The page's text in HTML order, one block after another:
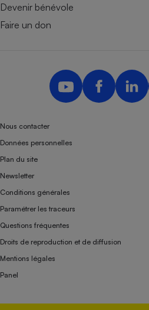
Devenir bénévole
Faire un don
Nous contacter
Données personnelles
Plan du site
Newsletter
Conditions générales
Paramétrer les traceurs
Questions fréquentes
Droits de reproduction et de diffusion
Mentions légales
Panel